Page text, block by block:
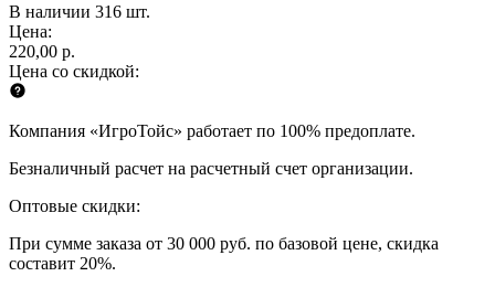
В наличии 316 шт.
Цена:
220,00 р.
Цена со скидкой:
Компания «ИгроТойс» работает по 100% предоплате.
Безналичный расчет на расчетный счет организации.
Оптовые скидки:
При сумме заказа от 30 000 руб. по базовой цене, скидка
составит 20%.